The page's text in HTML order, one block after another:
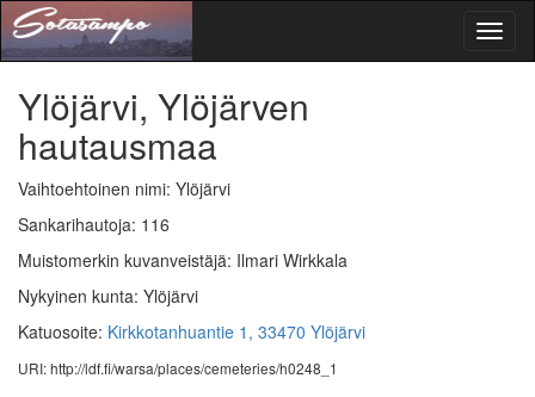
Ylöjärvi, Ylöjärven
hautausmaa
Vaihtoehtoinen nimi: Ylöjärvi
Sankarihautoja: 116
Muistomerkin kuvanveistäjä: Ilmari Wirkkala
Nykyinen kunta: Ylöjärvi
Katuosoite: Kirkkotanhuantie 1, 33470 Ylöjärvi
URI: http://ldf.fi/warsa/places/cemeteries/h0248_1